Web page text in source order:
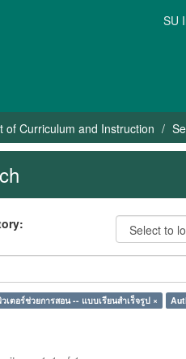
SU
of Curriculum and Instruction
เตอร์ช่วยการสอน -- แบบเรียนสำเร็จรูป ×